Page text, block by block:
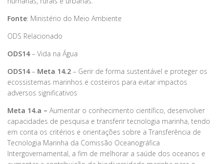
Fonte: Ministério do Meio Ambiente
ODS Relacionado
ODS14– Vida na Água
ODS14– Meta 14.2 – Gerir de forma sustentável e proteger os
ecossistemas marinhos e costeiros para evitar impactos
adversos significativos
Meta 14.a – Aumentar o conhecimento científico, desenvolver
capacidades de pesquisa e transferir tecnologia marinha, tendo
em conta os critérios e orientações sobre a Transferência de
Tecnologia Marinha da Comissão Oceanográfica
Intergovernamental, a fim de melhorar a saúde dos oceanos e